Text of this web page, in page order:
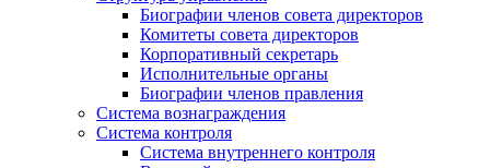
Биографии членов совета директоров
Комитеты совета директоров
Корпоративный секретарь
Исполнительные органы
Биографии членов правления
Система вознаграждения
Система контроля
Система внутреннего контроля